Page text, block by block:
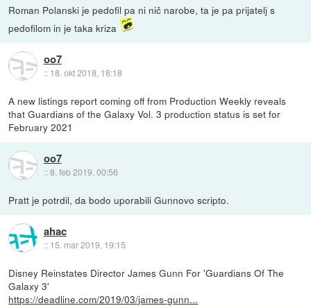
Roman Polanski je pedofil pa ni nič narobe, ta je pa prijatelj s
pedofilom in je taka kriza
oo7
:: 18. okt 2018, 18:18
A new listings report coming off from Production Weekly reveals
that Guardians of the Galaxy Vol. 3 production status is set for
February 2021
oo7
::8. feb 2019, 00:56
Pratt je potrdil, da bodo uporabili Gunnovo scripto.
ahac
:: 15. mar 2019, 19:15
Disney Reinstates Director James Gunn For 'Guardians Of The
Galaxy 3'
https://deadline.com/2019/03/james-gunn...